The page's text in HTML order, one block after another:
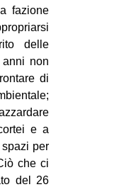
fazione
delle
non
di
e a
per
che ci
del 26